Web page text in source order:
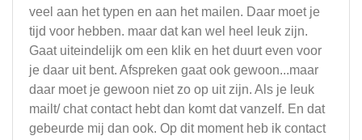
veel aan het typen en aan het mailen. Daar moet je
tijd voor hebben. maar dat kan wel heel leuk zijn.
Gaat uiteindelijk om een klik en het duurt even voor
je daar uit bent. Afspreken gaat ook gewoon...maar
daar moet je gewoon niet zo op uit zijn. Als je leuk
mailt/ chat contact hebt dan komt dat vanzelf. En dat
gebeurde mij dan ook. Op dit moment heb ik contact